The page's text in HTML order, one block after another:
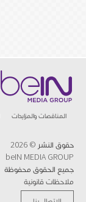
المناقصات والمزايدات
حقوق النشر © 2026
beIN MEDIA GROUP
جميع الحقوق محفوظة
ملاحظات قانونية